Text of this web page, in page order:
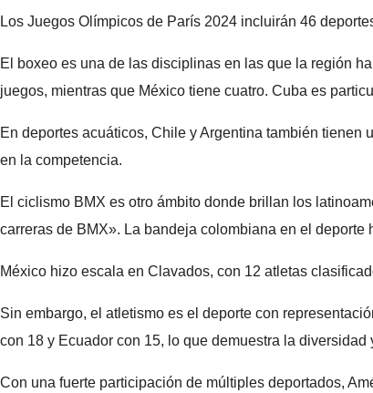
Los Juegos Olímpicos de París 2024 incluirán 46
El boxeo es una de las disciplinas en las que la región
juegos, mientras que México tiene cuatro. Cuba es
En deportes acuáticos, Chile y Argentina también
en la competencia.
El ciclismo BMX es otro ámbito donde brillan los
carreras de BMX». La bandeja colombiana en el
México hizo escala en Clavados, con 12 atletas
Sin embargo, el atletismo es el deporte con
con 18 y Ecuador con 15, lo que demuestra la
Con una fuerte participación de múltiples deportados,